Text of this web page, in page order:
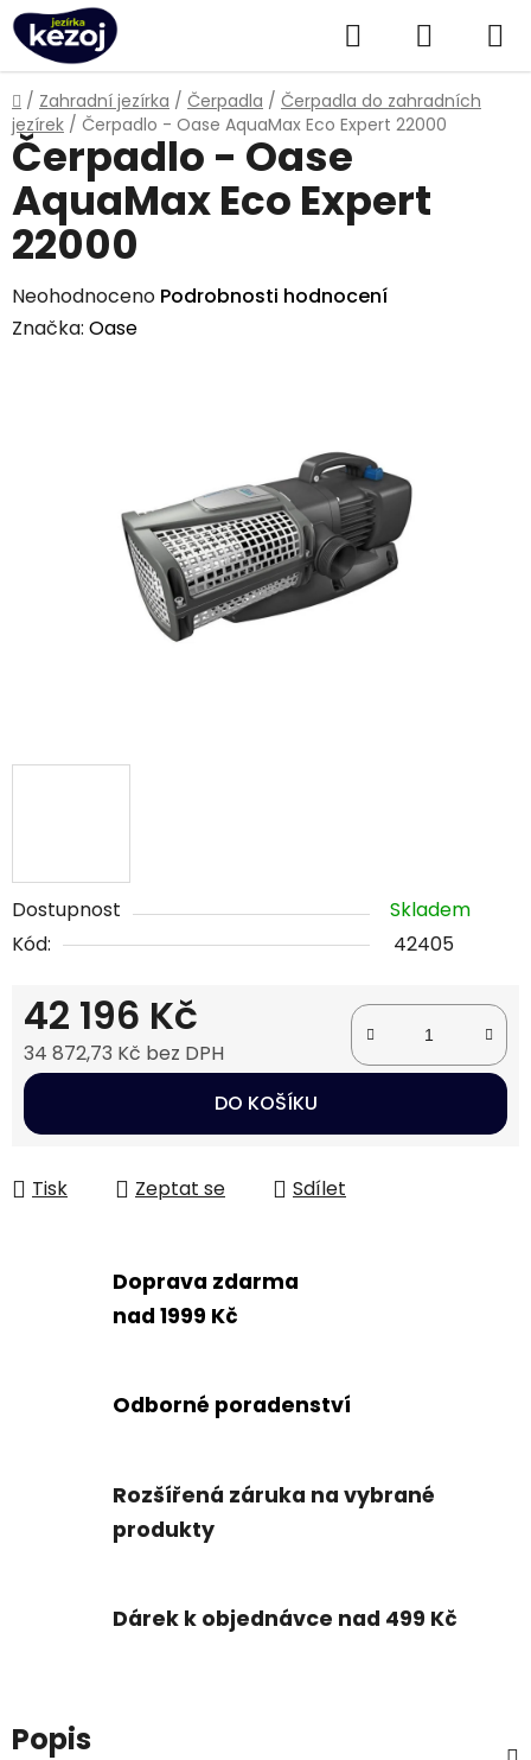
Přejít
na
obsah
Hledat
KOŠÍK
Domů
/ Zahradní jezírka / Čerpadla / Čerpadla do zahradních
jezírek / Čerpadlo - Oase AquaMax Eco Expert 22000
Dostupnost
Skladem
Kód:
42405
42 196 Kč
34 872,73 Kč bez DPH
Měrná cena:
DO KOŠÍKU
Tisk Zeptat se Sdílet
Čerpadlo - Oase
AquaMax Eco Expert
22000
Průměrné
hodnocení
Neohodnoceno Podrobnosti hodnocení
Značka: Oase
Doprava zdarma
nad 1999 Kč
Odborné poradenství
Rozšířená záruka na vybrané
produkty
Dárek k objednávce nad 499 Kč
Popis